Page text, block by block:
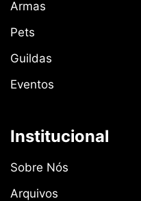
Armas
Pets
Guildas
Eventos
Institucional
Sobre Nós
Arquivos